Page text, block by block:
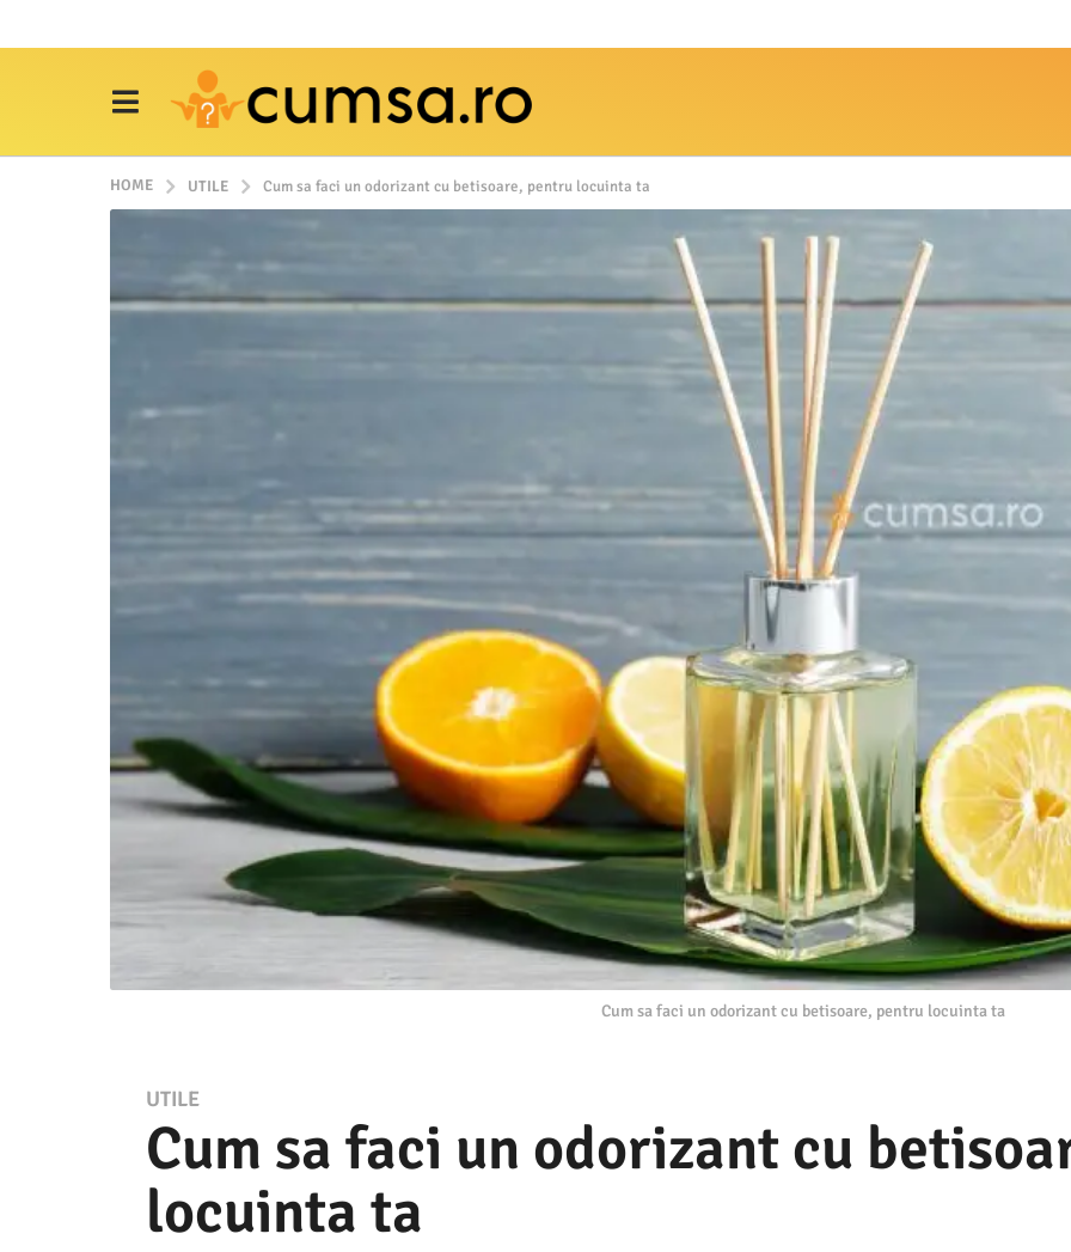
HOME UTILE Cum sa faci un odorizant cu betisoare, pentru locuinta ta
Cum sa faci un odorizant cu betisoare, pentru locuinta ta
1
6
.
UTILE
Cum sa faci un odorizant cu
locuinta ta